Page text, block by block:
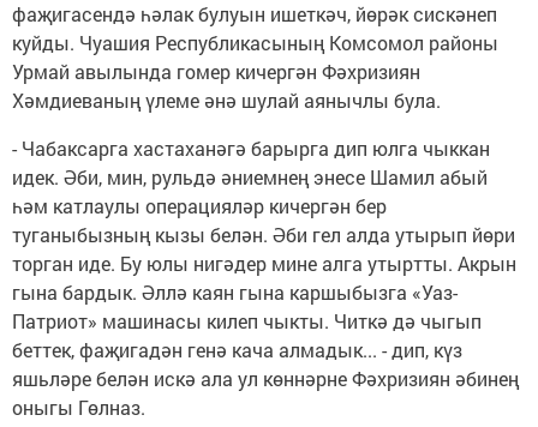
фаҗигасендә һәлак булуын ишеткәч, йөрәк сискәнеп
куйды. Чуашия Респуб­ликасының Комсомол районы
Урмай авылында гомер кичергән Фәхризиян
Хәмдиеваның үлеме әнә шулай аянычлы була.
- Чабаксарга хастаханәгә барырга дип юлга чыккан
идек. Әби, мин, рульдә әниемнең энесе Шамил абый
һәм катлаулы операцияләр кичергән бер
туганыбызның кызы белән. Әби гел алда утырып йөри
торган иде. Бу юлы нигәдер мине алга утыртты. Акрын
гына бардык. Әллә каян гына каршыбызга «Уаз-
Патриот» машинасы килеп чыкты. Читкә дә чыгып
беттек, фаҗигадән генә кача алмадык... - дип, күз
яшьләре белән искә ала ул көннәрне Фәхризиян әбинең
оныгы Гөлназ.